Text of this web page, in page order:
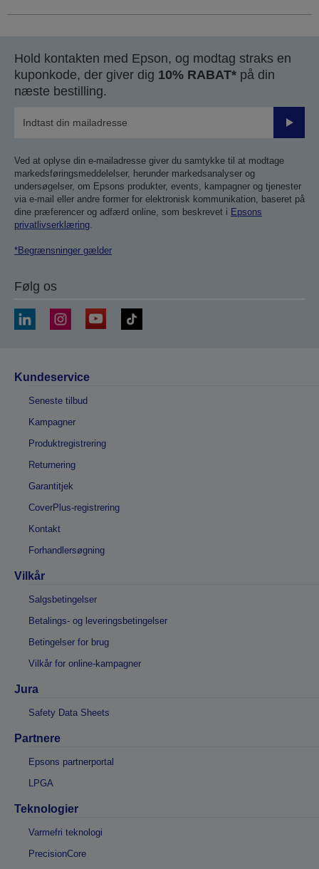
Hold kontakten med Epson, og modtag straks en
kuponkode, der giver dig 10% RABAT* på din
næste bestilling.
Send
Ved at oplyse din e-mailadresse giver du samtykke til at modtage
markedsføringsmeddelelser, herunder markedsanalyser og
undersøgelser, om Epsons produkter, events, kampagner og tjenester
via e-mail eller andre former for elektronisk kommunikation, baseret på
dine præferencer og adfærd online, som beskrevet i Epsons
privatlivserklæring.
*Begrænsninger gælder
Følg os
Kundeservice
Seneste tilbud
Kampagner
Produktregistrering
Returnering
Garantitjek
CoverPlus-registrering
Kontakt
Forhandlersøgning
Vilkår
Salgsbetingelser
Betalings- og leveringsbetingelser
Betingelser for brug
Vilkår for online-kampagner
Jura
Safety Data Sheets
Partnere
Epsons partnerportal
LPGA
Teknologier
Varmefri teknologi
PrecisionCore